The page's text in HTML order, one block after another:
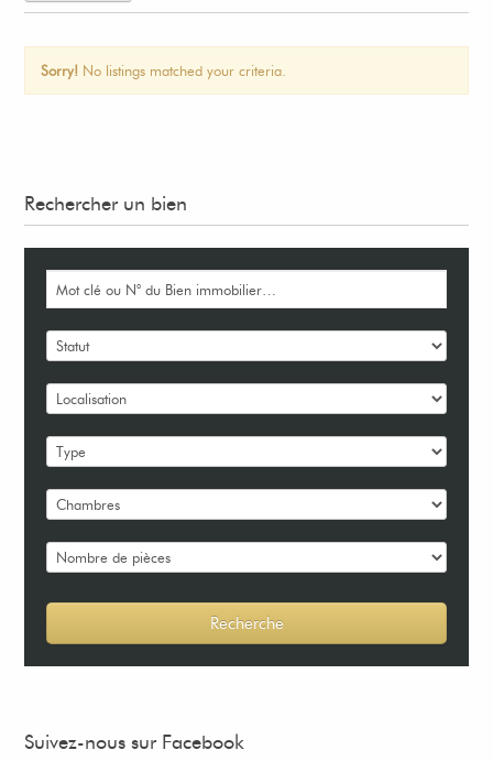
Sorry! No listings matched your criteria.
Rechercher un bien
Suivez-nous sur Facebook